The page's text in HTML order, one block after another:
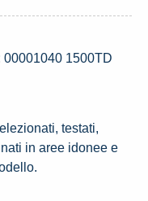
00001040 1500TD
testati,
in aree idonee e